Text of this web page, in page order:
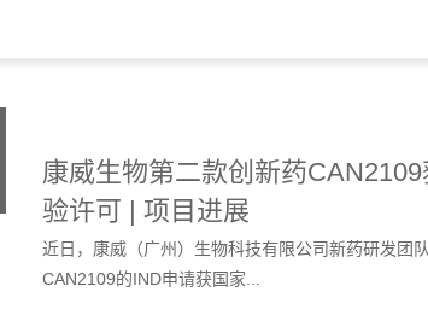
康威生物第二款创新药
验许可 | 项目进展
近日，康威（广州）生物科技有限公司新药研发团
CAN2109的IND申请获国家...